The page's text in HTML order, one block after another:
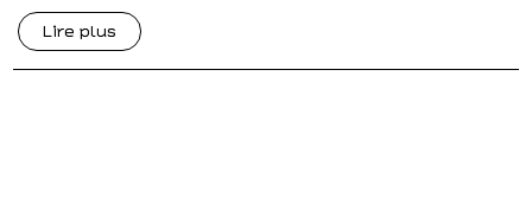
Lire plus